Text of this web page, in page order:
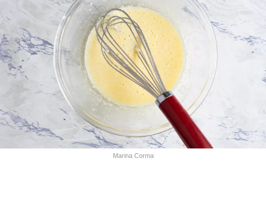
Marina Corma